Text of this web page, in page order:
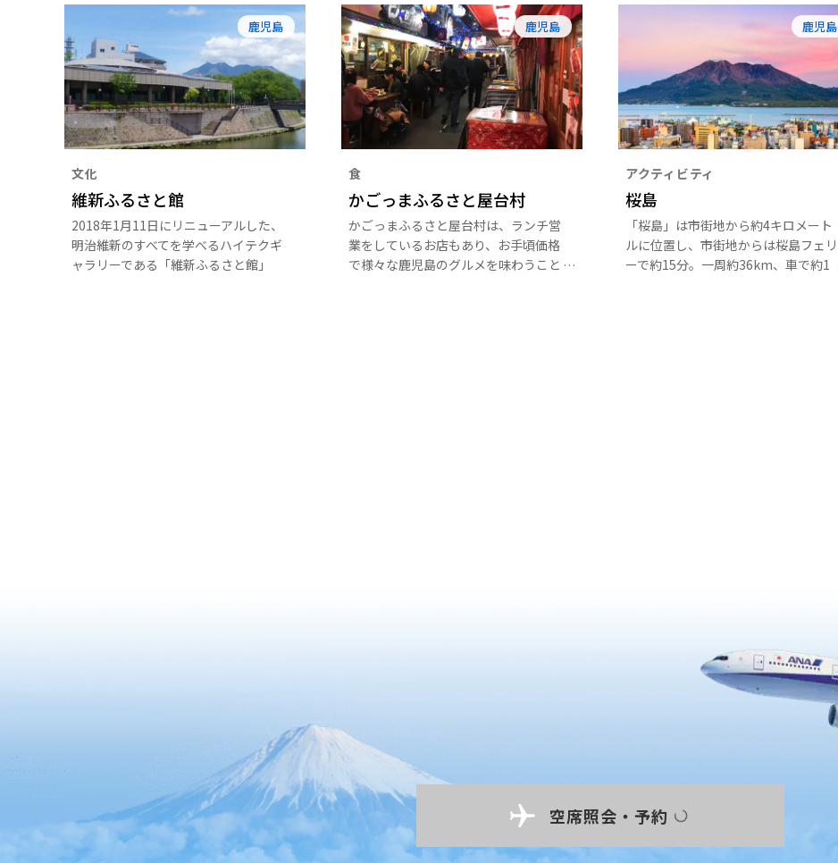
鹿児島
文化
維新ふるさと館
2018年1月11日にリニューアルした、
明治維新のすべてを学べるハイテクギ
ャラリーである「維新ふるさと館」
鹿児島
食
かごっまふるさと屋台村
かごっまふるさと屋台村は、ランチ営
業をしているお店もあり、お手頃価格
で様々な鹿児島のグルメを味わうこと
鹿児島
アクティビティ
桜島
「桜島」は市街地から約4キロメート
ルに位置し、市街地からは桜島フェリ
ーで約15分。一周約36km、車で約1
空席照会・予約